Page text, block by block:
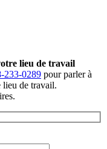
lieu de travail
233-0289 pour parler à
lieu de travail.